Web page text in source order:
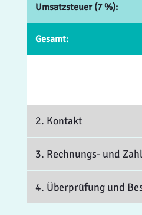
Umsatzsteuer (7 %):
Gesamt:
2. Kontakt
3. Rechnungs- und
4. Überprüfung und